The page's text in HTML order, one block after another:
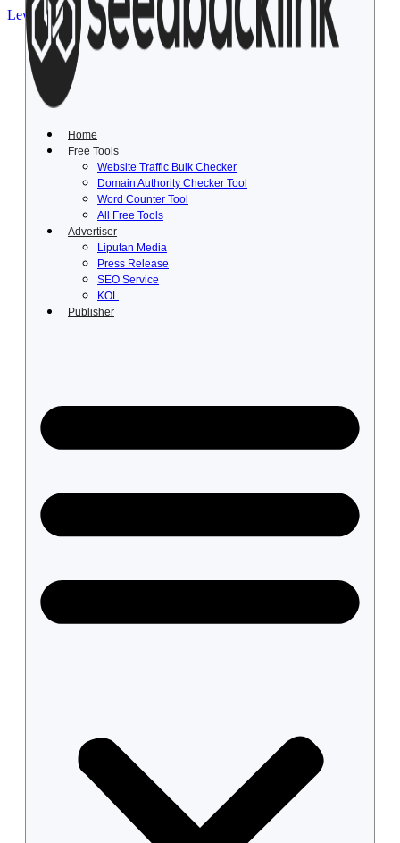
Lewati ke konten
Home
Free Tools
Website Traffic Bulk Checker
Domain Authority Checker Tool
Word Counter Tool
All Free Tools
Advertiser
Liputan Media
Press Release
SEO Service
KOL
Publisher